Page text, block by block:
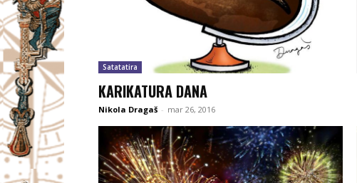
Satatatira
KARIKATURA DANA
Nikola Dragaš - mar 26, 2016